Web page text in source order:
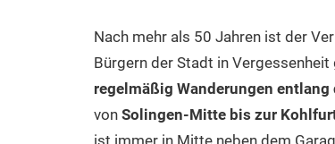
Nach mehr als 50 Jahren ist der
Bürgern der Stadt in
regelmäßig Wanderungen entlang
von Solingen-Mitte bis zur
ist immer in Mitte neben dem